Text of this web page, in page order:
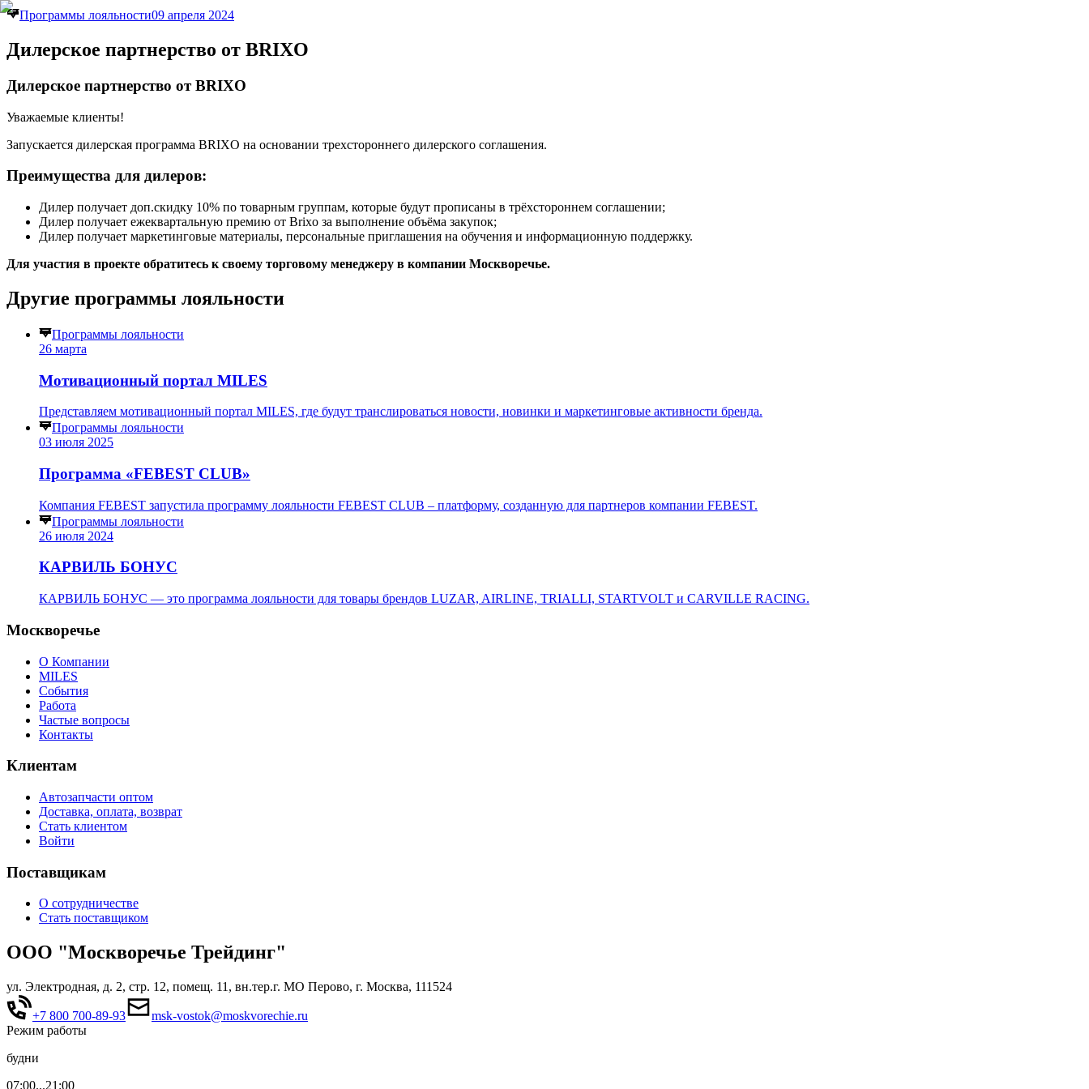
Программы лояльности09 апреля 2024
Дилерское партнерство от BRIXO
Дилерское партнерство от BRIXO
Уважаемые клиенты!
Запускается дилерская программа BRIXO на основании трехстороннего дилерского соглашения.
Преимущества для дилеров:
Дилер получает доп.скидку 10% по товарным группам, которые будут прописаны в трёхстороннем соглашении;
Дилер получает ежеквартальную премию от Brixo за выполнение объёма закупок;
Дилер получает маркетинговые материалы, персональные приглашения на обучения и информационную поддержку.
Для участия в проекте обратитесь к своему торговому менеджеру в компании Москворечье.
Другие программы лояльности
Программы лояльности
26 марта
Мотивационный портал MILES
Представляем мотивационный портал MILES, где будут транслироваться новости, новинки и маркетинговые активности бренда.
Программы лояльности
03 июля 2025
Программа «FEBEST CLUB»
Компания FEBEST запустила программу лояльности FEBEST CLUB – платформу, созданную для партнеров компании FEBEST.
Программы лояльности
26 июля 2024
КАРВИЛЬ БОНУС
КАРВИЛЬ БОНУС — это программа лояльности для товары брендов LUZAR, AIRLINE, TRIALLI, STARTVOLT и CARVILLE RACING.
Москворечье
О Компании
MILES
События
Работа
Частые вопросы
Контакты
Клиентам
Автозапчасти оптом
Доставка, оплата, возврат
Стать клиентом
Войти
Поставщикам
О сотрудничестве
Стать поставщиком
ООО "Москворечье Трейдинг"
ул. Электродная, д. 2, стр. 12, помещ. 11, вн.тер.г. МО Перово, г. Москва, 111524
+7 800 700-89-93
msk-vostok@moskvorechie.ru
Режим работы
будни
07:00...21:00